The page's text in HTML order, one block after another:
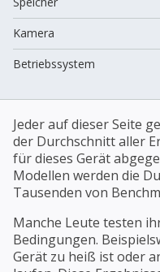
Kamera
Betriebssystem
Jeder auf dieser Seite
der Durchschnitt aller
für dieses Gerät
Modellen werden die
Tausenden von
Manche Leute testen
Bedingungen.
Gerät zu heiß ist oder